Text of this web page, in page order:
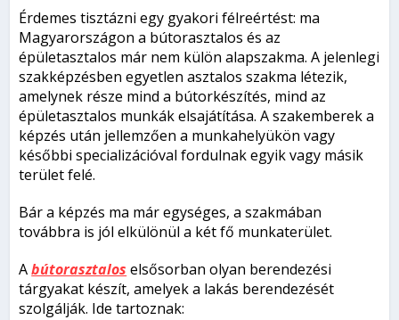
Érdemes tisztázni egy gyakori félreértést: ma
Magyarországon a bútorasztalos és az
épületasztalos már nem külön alapszakma. A jelenlegi
szakképzésben egyetlen asztalos szakma létezik,
amelynek része mind a bútorkészítés, mind az
épületasztalos munkák elsajátítása. A szakemberek a
képzés után jellemzően a munkahelyükön vagy
későbbi specializációval fordulnak egyik vagy másik
terület felé.
Bár a képzés ma már egységes, a szakmában
továbbra is jól elkülönül a két fő munkaterület.
Abútorasztalos elsősorban olyan berendezési
tárgyakat készít, amelyek a lakás berendezését
szolgálják. Ide tartoznak: